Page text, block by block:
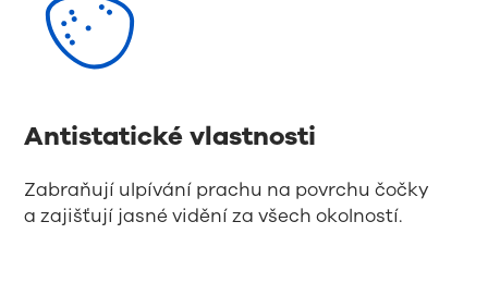
Antistatické vlastnosti
Zabraňují ulpívání prachu na povrchu čočky
a zajišťují jasné vidění za všech okolností.